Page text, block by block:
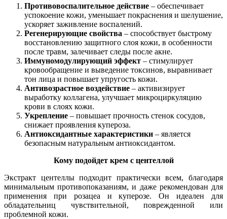
Противовоспалительное действие – обеспечивает
успокоение кожи, уменьшает покраснения и шелушение,
ускоряет заживление воспалений.
Регенерирующие свойства – способствует быстрому
восстановлению защитного слоя кожи, в особенности
после травм, залечивает следы после акне.
Иммуномодулирующий эффект – стимулирует
кровообращение и выведение токсинов, выравнивает
тон лица и повышает упругость кожи.
Антивозрастное воздействие – активизирует
выработку коллагена, улучшает микроциркуляцию
крови в слоях кожи.
Укрепление – повышает прочность стенок сосудов,
снижает проявления купероза.
Антиоксидантные характеристики – является
безопасным натуральным антиоксидантом.
Кому подойдет крем с центеллой
Экстракт центеллы подходит практически всем, благодаря
минимальным противопоказаниям, и даже рекомендован для
применения при розацеа и куперозе. Он идеален для
обладательниц чувствительной, поврежденной или
проблемной кожи.